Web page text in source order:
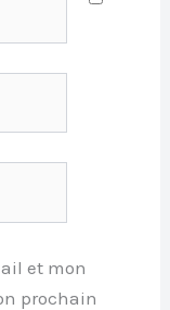
et mon
prochain